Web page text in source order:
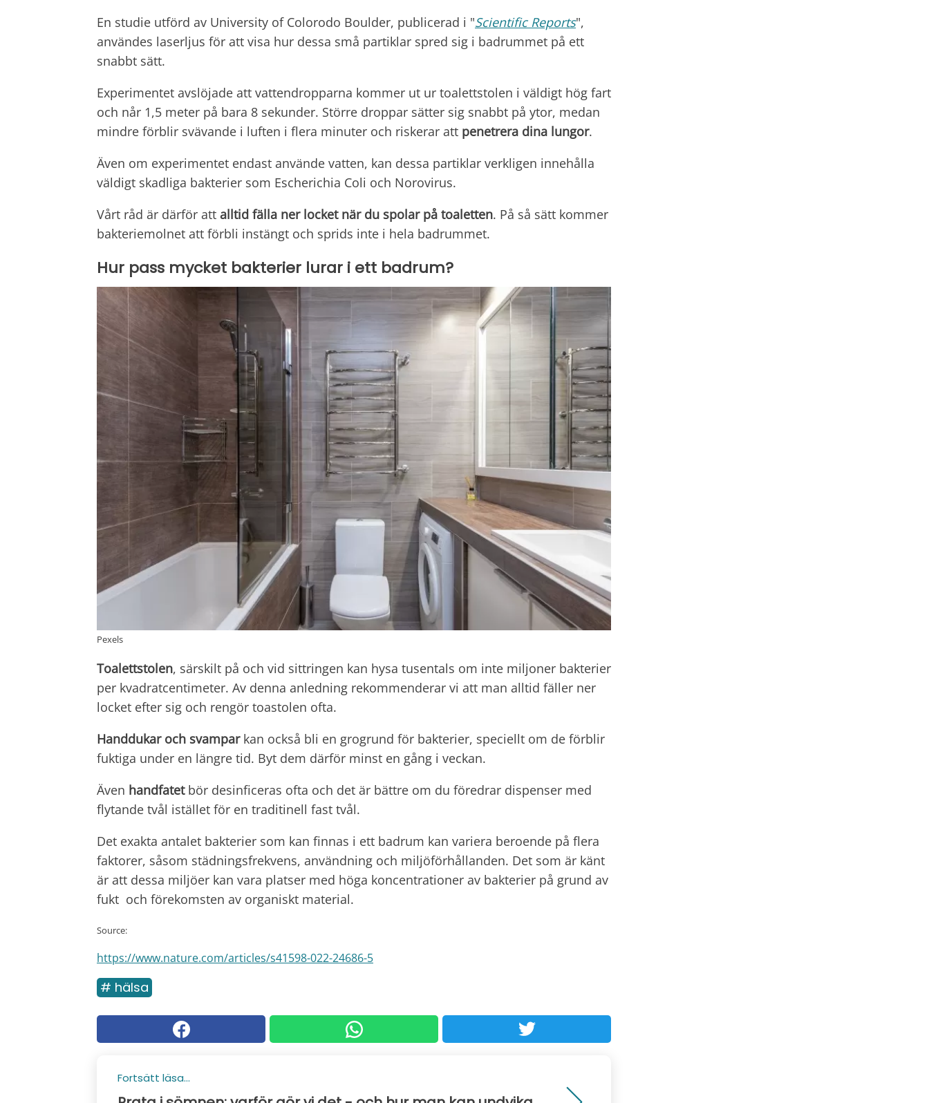
En studie utförd av University of Colorodo Boulder, publicerad i "Scientific Reports",
användes laserljus för att visa hur dessa små partiklar spred sig i badrummet på ett
snabbt sätt.
Experimentet avslöjade att vattendropparna kommer ut ur toalettstolen i väldigt hög fart
och når 1,5 meter på bara 8 sekunder. Större droppar sätter sig snabbt på ytor, medan
mindre förblir svävande i luften i flera minuter och riskerar att penetrera dina lungor.
Även om experimentet endast använde vatten, kan dessa partiklar verkligen innehålla
väldigt skadliga bakterier som Escherichia Coli och Norovirus.
Vårt råd är därför att alltid fälla ner locket när du spolar på toaletten. På så sätt kommer
bakteriemolnet att förbli instängt och sprids inte i hela badrummet.
Hur pass mycket bakterier lurar i ett badrum?
Pexels
Toalettstolen, särskilt på och vid sittringen kan hysa tusentals om inte miljoner bakterier
per kvadratcentimeter. Av denna anledning rekommenderar vi att man alltid fäller ner
locket efter sig och rengör toastolen ofta.
Handdukar och svamparkan också bli en grogrund för bakterier, speciellt om de förblir
fuktiga under en längre tid. Byt dem därför minst en gång i veckan.
Även handfatetbör desinficeras ofta och det är bättre om du föredrar dispenser med
flytande tvål istället för en traditinell fast tvål.
Det exakta antalet bakterier som kan finnas i ett badrum kan variera beroende på flera
faktorer, såsom städningsfrekvens, användning och miljöförhållanden. Det som är känt
är att dessa miljöer kan vara platser med höga koncentrationer av bakterier på grund av
fukt och förekomsten av organiskt material.
Source:
https://www.nature.com/articles/s41598-022-24686-5
# hälsa
Fortsätt läsa...